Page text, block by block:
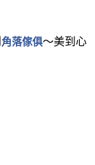
角落傢俱～美到心